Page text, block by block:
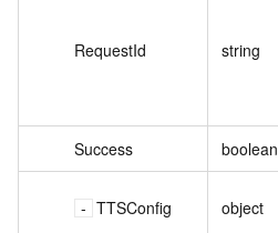
RequestId string
Success boolean
TTSConfig object